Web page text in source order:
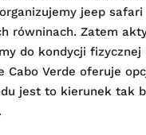
jeep safari
równinach. Zatem
do kondycji fizycznej
Cabo Verde oferuje
jest to kierunek tak